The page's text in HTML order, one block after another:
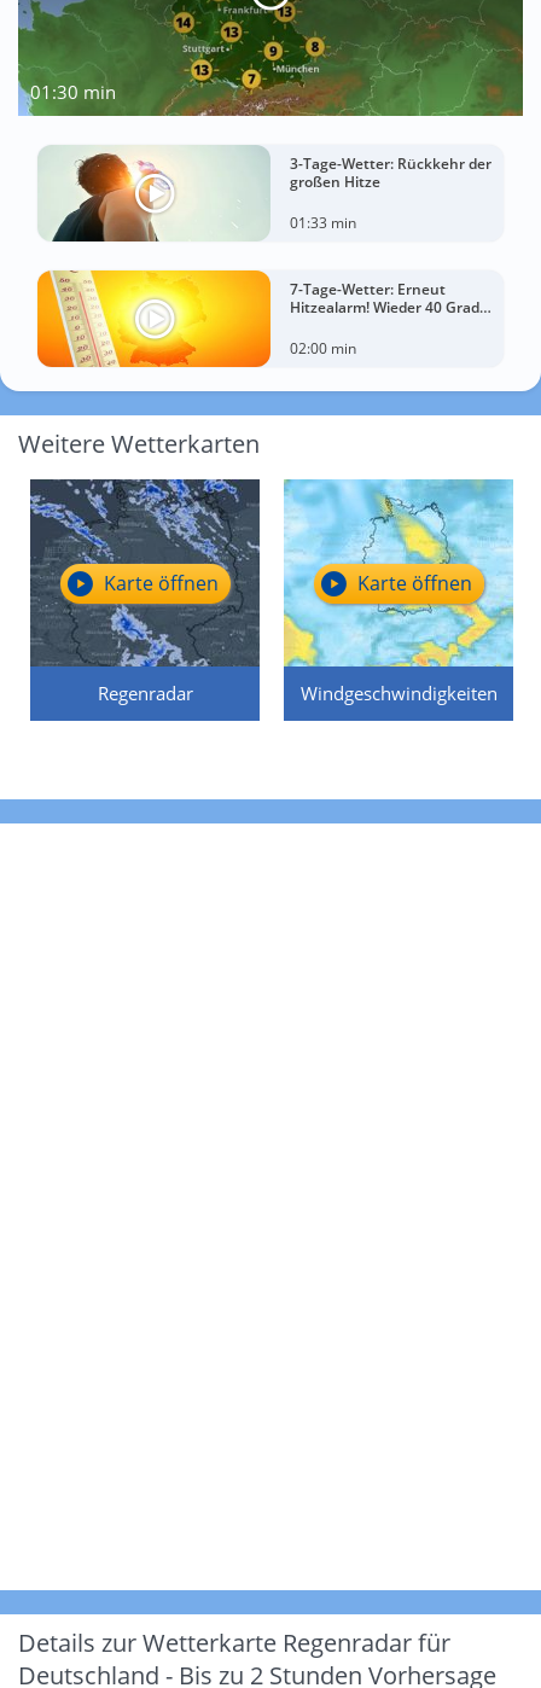
01:30 min
3-Tage-Wetter: Rückkehr der
großen Hitze
01:33 min
7-Tage-Wetter: Erneut
Hitzealarm! Wieder 40 Grad
02:00 min
Weitere Wetterkarten
Regenradar
Karte öffnen
Windgeschwindigkeiten
Karte öffnen
Details zur Wetterkarte Regenradar für
Deutschland - Bis zu 2 Stunden Vorhersage